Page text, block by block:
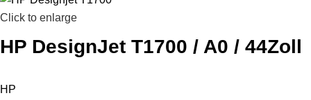
Click to enlarge
HP DesignJet T1700 / A0 / 44Zoll
HP